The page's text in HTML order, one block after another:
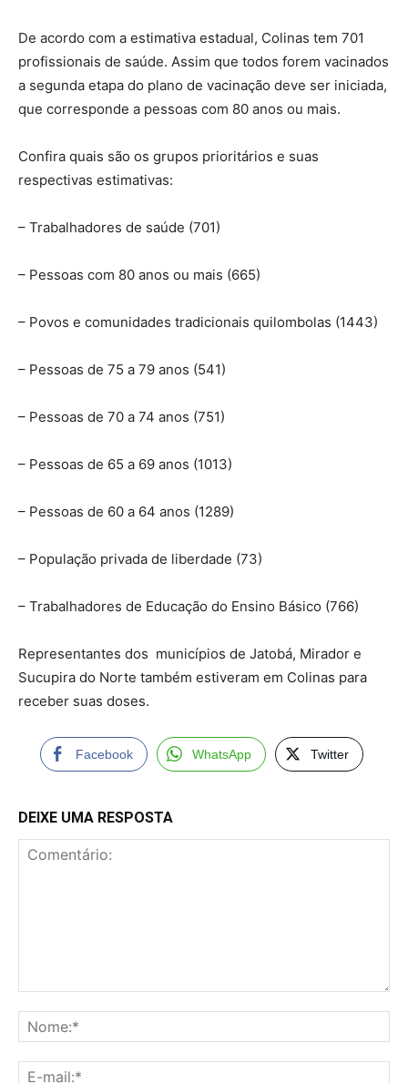
De acordo com a estimativa estadual, Colinas tem 701
profissionais de saúde. Assim que todos forem vacinados
a segunda etapa do plano de vacinação deve ser iniciada,
que corresponde a pessoas com 80 anos ou mais.
Confira quais são os grupos prioritários e suas
respectivas estimativas:
– Trabalhadores de saúde (701)
– Pessoas com 80 anos ou mais (665)
– Povos e comunidades tradicionais quilombolas (1443)
– Pessoas de 75 a 79 anos (541)
– Pessoas de 70 a 74 anos (751)
– Pessoas de 65 a 69 anos (1013)
– Pessoas de 60 a 64 anos (1289)
– População privada de liberdade (73)
– Trabalhadores de Educação do Ensino Básico (766)
Representantes dos municípios de Jatobá, Mirador e
Sucupira do Norte também estiveram em Colinas para
receber suas doses.
Facebook WhatsApp Twitter
DEIXE UMA RESPOSTA